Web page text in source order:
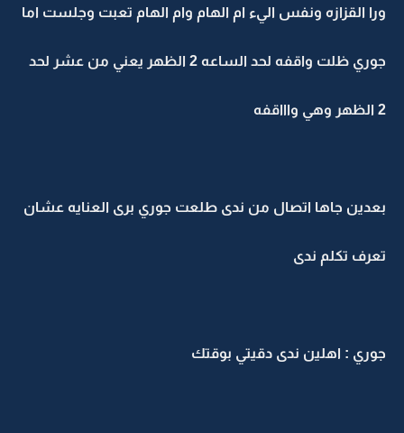
ورا القزازه ونفس اليء ام الهام وام الهام تعبت وجلست اما
جوري ظلت واقفه لحد الساعه 2 الظهر يعني من عشر لحد
2 الظهر وهي واااقفه
بعدين جاها اتصال من ندى طلعت جوري برى العنايه عشان
تعرف تكلم ندى
جوري : اهلين ندى دقيتي بوقتك